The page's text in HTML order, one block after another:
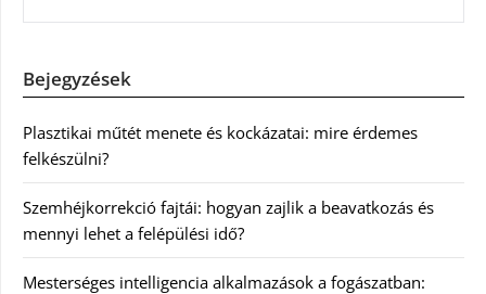
Bejegyzések
Plasztikai műtét menete és kockázatai: mire érdemes
felkészülni?
Szemhéjkorrekció fajtái: hogyan zajlik a beavatkozás és
mennyi lehet a felépülési idő?
Mesterséges intelligencia alkalmazások a fogászatban: